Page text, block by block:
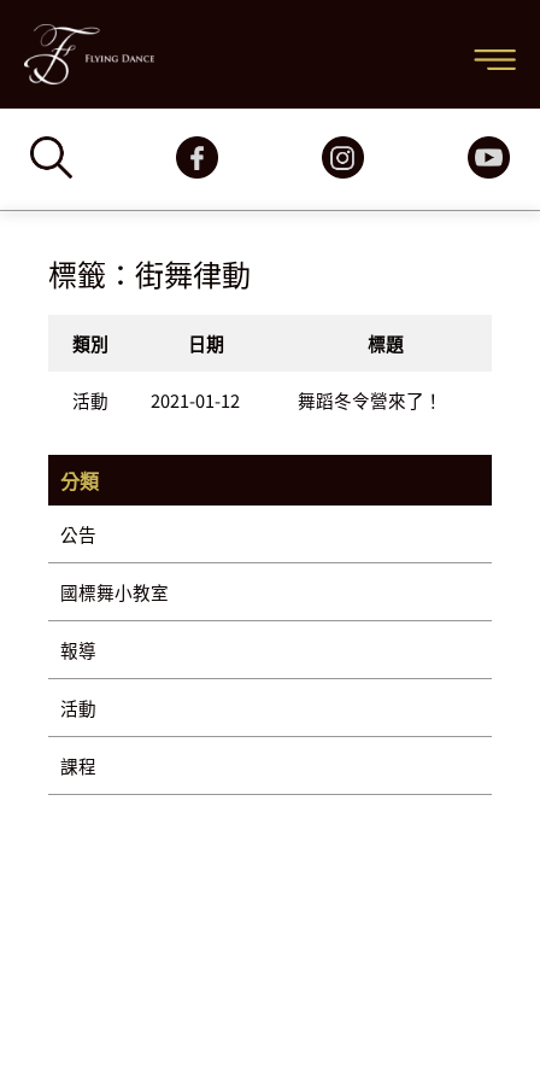
要
要
選
單
標籤：街舞律動
類別 日期 標題
活動 2021-01-12 舞蹈冬令營來了！
分類
公告
國標舞小教室
報導
活動
課程